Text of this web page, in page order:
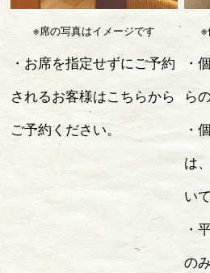
※席の写真はイメージです
・お席を指定せずにご予約
されるお客様はこちらから
ご予約ください。
※
・
ら
・
は、
い
・
の